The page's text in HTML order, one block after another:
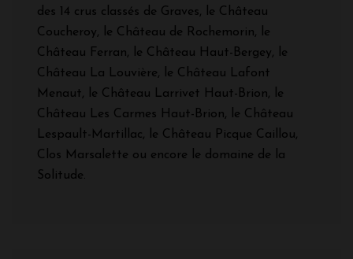
des 14 crus classés de Graves, le Château
Coucheroy, le Château de Rochemorin, le
Château Ferran, le Château Haut-Bergey, le
Château La Louvière, le Château Lafont
Menaut, le Château Larrivet Haut-Brion, le
Château Les Carmes Haut-Brion, le Château
Lespault-Martillac, le Château Picque Caillou,
Clos Marsalette ou encore le domaine de la
Solitude.